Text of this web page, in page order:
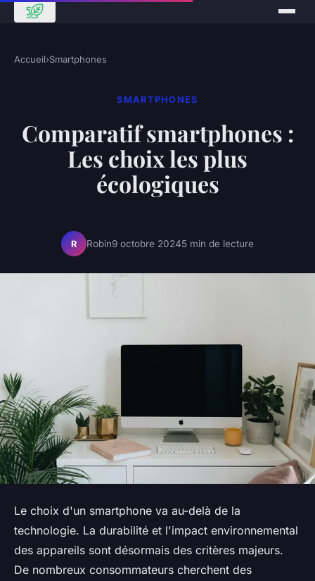
Accueil›Smartphones
SMARTPHONES
Comparatif smartphones :
Les choix les plus
écologiques
R Robin9 octobre 20245 min de lecture
Le choix d'un smartphone va au-delà de la
technologie. La durabilité et l'impact environnemental
des appareils sont désormais des critères majeurs.
De nombreux consommateurs cherchent des